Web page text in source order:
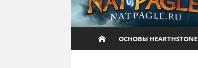
ОСНОВЫ HEARTHSTONE